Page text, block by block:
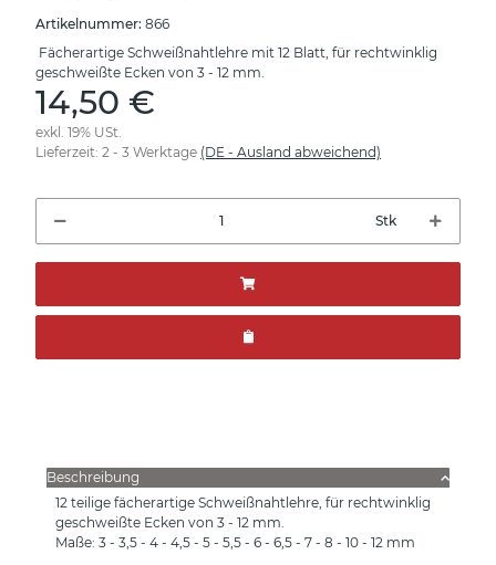
Artikelnummer: 866
Fächerartige Schweißnahtlehre mit 12 Blatt, für rechtwinklig
geschweißte Ecken von 3 - 12 mm.
14,50 €
exkl. 19% USt.
Lieferzeit: 2 - 3 Werktage (DE - Ausland abweichend)
Stk
Beschreibung
12 teilige fächerartige Schweißnahtlehre, für rechtwinklig
geschweißte Ecken von 3 - 12 mm.
Maße: 3 - 3,5 - 4 - 4,5 - 5 - 5,5 - 6 - 6,5 - 7 - 8 - 10 - 12 mm